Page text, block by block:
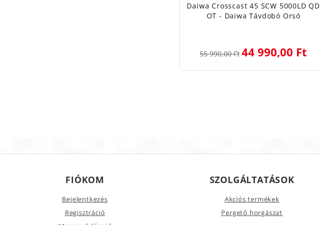
Daiwa Crosscast 45 SCW 5000LD QD
OT - Daiwa Távdobó Orsó
55 990,00 Ft 44 990,00 Ft
FIÓKOM
Bejelentkezés
Regisztráció
SZOLGÁLTATÁSOK
Akciós termékek
Pergető horgászat